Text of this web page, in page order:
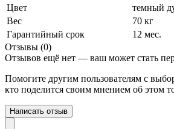
Цвет
темный
Вес
70 кг
Гарантийный срок
12 мес.
Отзывы (0)
Отзывов ещё нет — ваш может стать
Помогите другим пользователям с
кто поделится своим мнением об этом
Написать отзыв